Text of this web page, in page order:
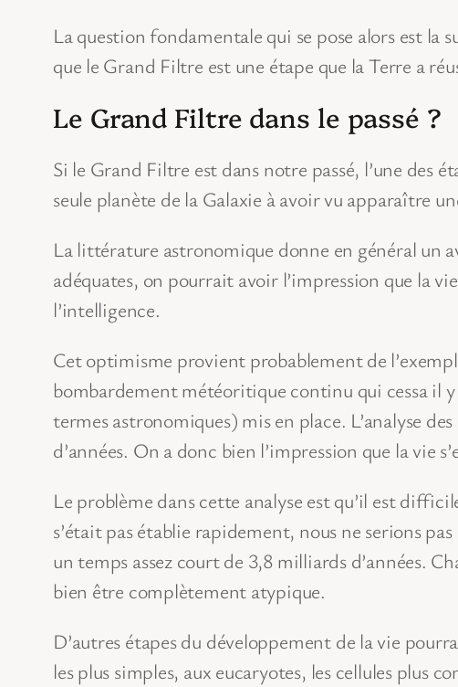
La question fondamentale qui se pose alors est
que le Grand Filtre est une étape que la Terre a
Le Grand Filtre dans le passé ?
Si le Grand Filtre est dans notre passé, l’une des
seule planète de la Galaxie à avoir vu apparaître
La littérature astronomique donne en général un
adéquates, on pourrait avoir l’impression que la
l’intelligence.
Cet optimisme provient probablement de
bombardement météoritique continu qui cessa il
termes astronomiques) mis en place. L’analyse
d’années. On a donc bien l’impression que la vie
Le problème dans cette analyse est qu’il est
s’était pas établie rapidement, nous ne serions
un temps assez court de 3,8 milliards d’années.
bien être complètement atypique.
D’autres étapes du développement de la vie
les plus simples, aux eucaryotes, les cellules plus